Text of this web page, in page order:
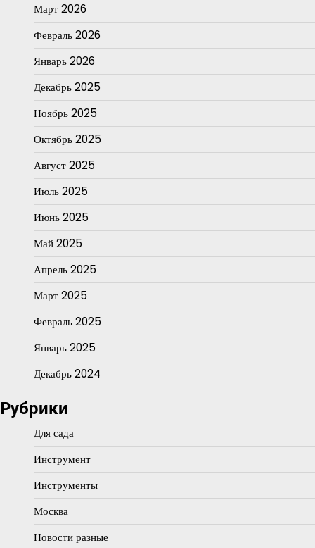
Март 2026
Февраль 2026
Январь 2026
Декабрь 2025
Ноябрь 2025
Октябрь 2025
Август 2025
Июль 2025
Июнь 2025
Май 2025
Апрель 2025
Март 2025
Февраль 2025
Январь 2025
Декабрь 2024
Рубрики
Для сада
Инструмент
Инструменты
Москва
Новости разные